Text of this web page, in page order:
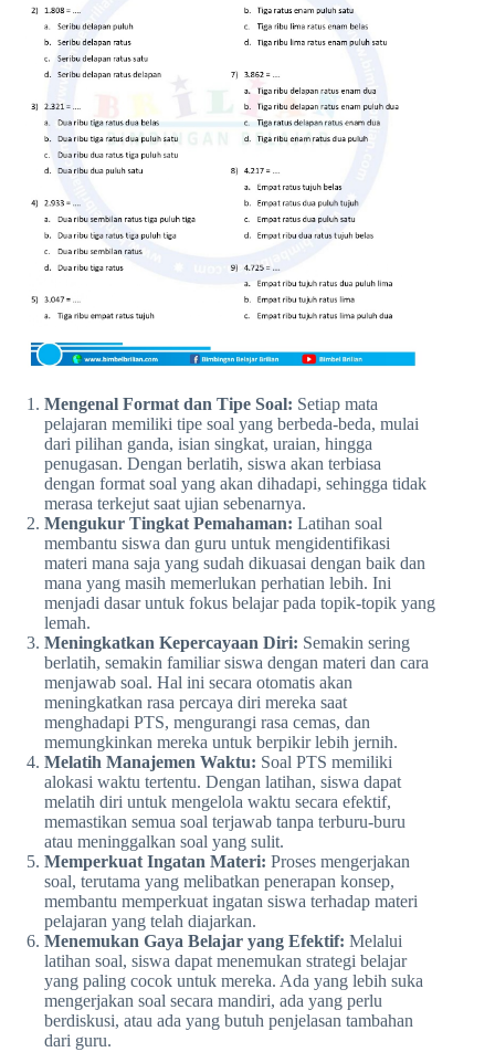
Mengenal Format dan Tipe Soal: Setiap mata
pelajaran memiliki tipe soal yang berbeda-beda, mulai
dari pilihan ganda, isian singkat, uraian, hingga
penugasan. Dengan berlatih, siswa akan terbiasa
dengan format soal yang akan dihadapi, sehingga tidak
merasa terkejut saat ujian sebenarnya.
Mengukur Tingkat Pemahaman: Latihan soal
membantu siswa dan guru untuk mengidentifikasi
materi mana saja yang sudah dikuasai dengan baik dan
mana yang masih memerlukan perhatian lebih. Ini
menjadi dasar untuk fokus belajar pada topik-topik yang
lemah.
Meningkatkan Kepercayaan Diri: Semakin sering
berlatih, semakin familiar siswa dengan materi dan cara
menjawab soal. Hal ini secara otomatis akan
meningkatkan rasa percaya diri mereka saat
menghadapi PTS, mengurangi rasa cemas, dan
memungkinkan mereka untuk berpikir lebih jernih.
Melatih Manajemen Waktu: Soal PTS memiliki
alokasi waktu tertentu. Dengan latihan, siswa dapat
melatih diri untuk mengelola waktu secara efektif,
memastikan semua soal terjawab tanpa terburu-buru
atau meninggalkan soal yang sulit.
Memperkuat Ingatan Materi: Proses mengerjakan
soal, terutama yang melibatkan penerapan konsep,
membantu memperkuat ingatan siswa terhadap materi
pelajaran yang telah diajarkan.
Menemukan Gaya Belajar yang Efektif: Melalui
latihan soal, siswa dapat menemukan strategi belajar
yang paling cocok untuk mereka. Ada yang lebih suka
mengerjakan soal secara mandiri, ada yang perlu
berdiskusi, atau ada yang butuh penjelasan tambahan
dari guru.